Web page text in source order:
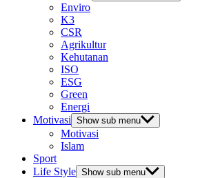
Enviro
K3
CSR
Agrikultur
Kehutanan
ISO
ESG
Green
Energi
Motivasi Show sub menu
Motivasi
Islam
Sport
Life Style Show sub menu